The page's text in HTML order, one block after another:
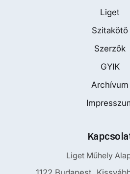
Liget
Szitakötő
Szerzők
GYIK
Archívum
Liget Műhely